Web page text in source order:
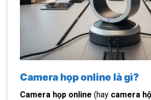
Camera họp online là gì?
Camera họp online (hay camera